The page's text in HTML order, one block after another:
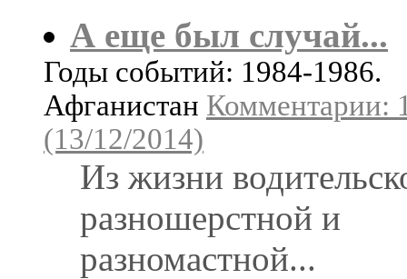
А еще был случай...
Годы событий: 1984-1986.
Афганистан Комментарии:
(13/12/2014)
Из жизни
разношерстной и
разномастной...